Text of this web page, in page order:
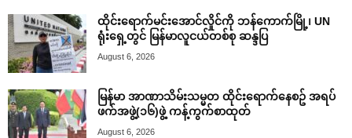
ထိုင်းရောက်မင်းအောင်လှိုင်ကို ဘန်ကောက်မြို့၊ UN
ရုံးရှေ့တွင် မြန်မာလူငယ်တစ်စု ဆန္ဒပြ
August 6, 2026
မြန်မာ အာဏာသိမ်းသမ္မတ ထိုင်းရောက်နေစဥ် အရပ်
ဖက်အဖွဲ့(၁၆)ဖွဲ့ ကန့်ကွက်စာထုတ်
August 6, 2026